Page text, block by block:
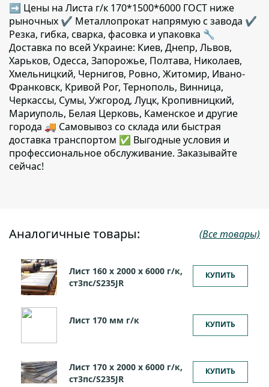
➡ Цены на Листа г/к 170*1500*6000 ГОСТ ниже
рыночных ✔️ Металлопрокат напрямую с завода ✔️
Резка, гибка, сварка, фасовка и упаковка 🔧
Доставка по всей Украине: Киев, Днепр, Львов,
Харьков, Одесса, Запорожье, Полтава, Николаев,
Хмельницкий, Чернигов, Ровно, Житомир, Ивано-
Франковск, Кривой Рог, Тернополь, Винница,
Черкассы, Сумы, Ужгород, Луцк, Кропивницкий,
Мариуполь, Белая Церковь, Каменское и другие
города 🚚 Самовывоз со склада или быстрая
доставка транспортом ✅ Выгодные условия и
профессиональное обслуживание. Заказывайте
сейчас!
Аналогичные товары: (Все товары)
Лист 160 х 2000 х 6000 г/к,
ст3пс/S235JR
КУПИТЬ
Лист 170 мм г/к КУПИТЬ
Лист 170 х 2000 х 6000 г/к,
ст3пс/S235JR
КУПИТЬ